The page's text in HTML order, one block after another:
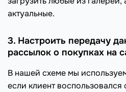
актуальные.
3. Настроить передачу
рассылок о покупках на
В нашей схеме мы
если клиент воспользовался